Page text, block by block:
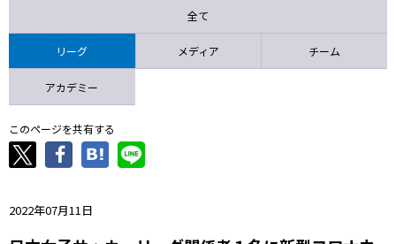
全て
リーグ メディア チーム
アカデミー
このページを共有する
2022年07月11日